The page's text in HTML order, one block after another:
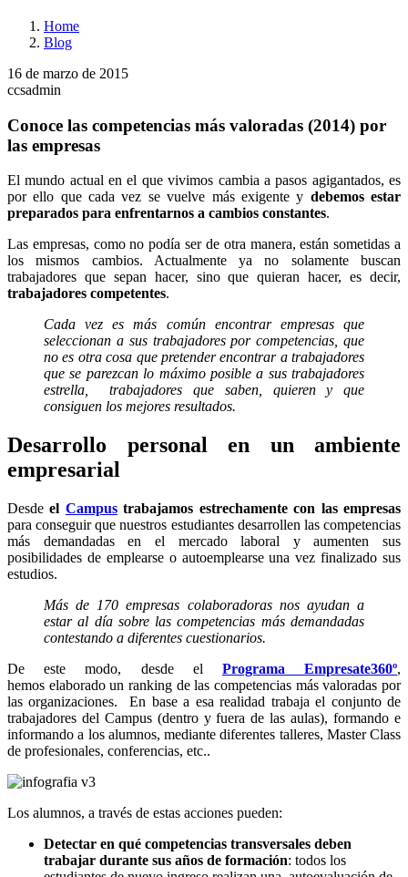
Home
Blog
16 de marzo de 2015
ccsadmin
Conoce las competencias más valoradas (2014) por
las empresas
El mundo actual en el que vivimos cambia a pasos agigantados, es
por ello que cada vez se vuelve más exigente y debemos estar
preparados para enfrentarnos a cambios constantes.
Las empresas, como no podía ser de otra manera, están sometidas a
los mismos cambios. Actualmente ya no solamente buscan
trabajadores que sepan hacer, sino que quieran hacer, es decir,
trabajadores competentes.
Cada vez es más común encontrar empresas que
seleccionan a sus trabajadores por competencias, que
no es otra cosa que pretender encontrar a trabajadores
que se parezcan lo máximo posible a sus trabajadores
estrella, trabajadores que saben, quieren y que
consiguen los mejores resultados.
Desarrollo personal en un ambiente
empresarial
Desdeel Campustrabajamos estrechamente con las empresas
para conseguir que nuestros estudiantes desarrollen las competencias
más demandadas en el mercado laboral y aumenten sus
posibilidades de emplearse o autoemplearse una vez finalizado sus
estudios.
Más de 170 empresas colaboradoras nos ayudan a
estar al día sobre las competencias más demandadas
contestando a diferentes cuestionarios.
De este modo, desde el Programa Empresate360º,
hemos elaborado un ranking de las competencias más valoradas por
las organizaciones. En base a esa realidad trabaja el conjunto de
trabajadores del Campus (dentro y fuera de las aulas), formando e
informando a los alumnos, mediante diferentes talleres, Master Class
de profesionales, conferencias, etc..
Los alumnos, a través de estas acciones pueden:
Detectar en qué competencias transversales deben
trabajar durante sus años de formación: todos los